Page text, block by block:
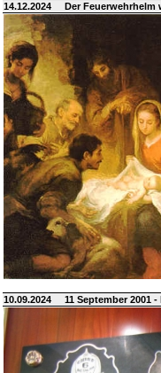
14.12.2024 Der
10.09.2024 11 September 2001